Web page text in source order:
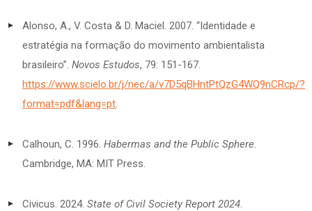
Alonso, A., V. Costa & D. Maciel. 2007. “Identidade e
estratégia na formação do movimento ambientalista
brasileiro”. Novos Estudos, 79: 151-167.
https://www.scielo.br/j/nec/a/v7D5qBHntPtQzG4WQ9nCRcp/?
format=pdf&lang=pt.
Calhoun, C. 1996. Habermas and the Public Sphere.
Cambridge, MA: MIT Press.
Civicus. 2024. State of Civil Society Report 2024.